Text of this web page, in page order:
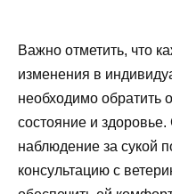
Важно отметить, что
изменения в
необходимо обратить
состояние и
наблюдение за сукой
консультацию с